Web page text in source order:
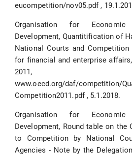
eucompetition/nov05.pdf ,
Organisation for Economic
Development, Quantitification of
National Courts and Competition
for financial and enterprise
2011,
www.oecd.org/daf/competition/
Competition2011.pdf , 5.1.2018.
Organisation for Economic
Development, Round table on
to Competition by National
Agencies - Note by the